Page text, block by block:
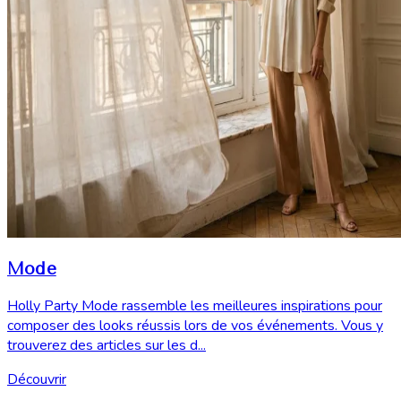
Mode
Holly Party Mode rassemble les meilleures inspirations pour
composer des looks réussis lors de vos événements. Vous y
trouverez des articles sur les d...
Découvrir